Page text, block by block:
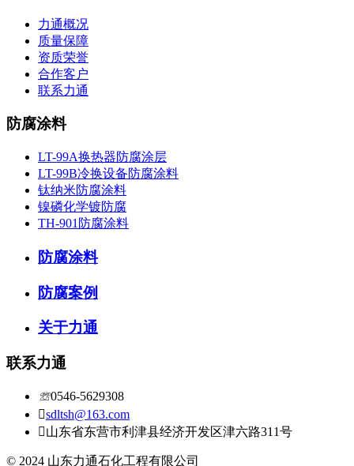
力通概况
质量保障
资质荣誉
合作客户
联系力通
防腐涂料
LT-99A换热器防腐涂层
LT-99B冷换设备防腐涂料
钛纳米防腐涂料
镍磷化学镀防腐
TH-901防腐涂料
防腐涂料
防腐案例
关于力通
联系力通
☏0546-5629308
sdltsh@163.com
山东省东营市利津县经济开发区津六路311号
© 2024 山东力通石化工程有限公司